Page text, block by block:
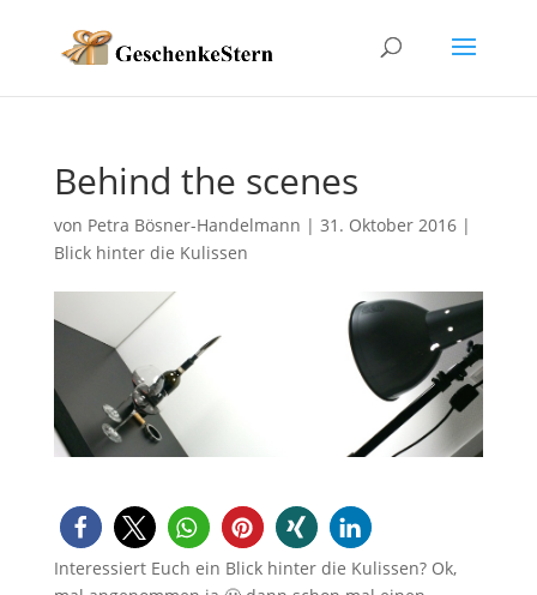
Behind the scenes
von Petra Bösner-Handelmann | 31. Oktober 2016|
Blick hinter die Kulissen
Interessiert Euch ein Blick hinter die Kulissen? Ok,